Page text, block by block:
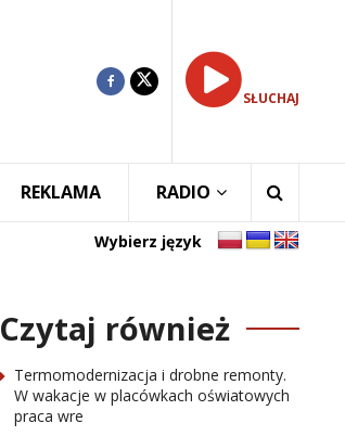
SŁUCHAJ
REKLAMA RADIO
Wybierz język
Czytaj również
Termomodernizacja i drobne remonty.
W wakacje w placówkach oświatowych
praca wre